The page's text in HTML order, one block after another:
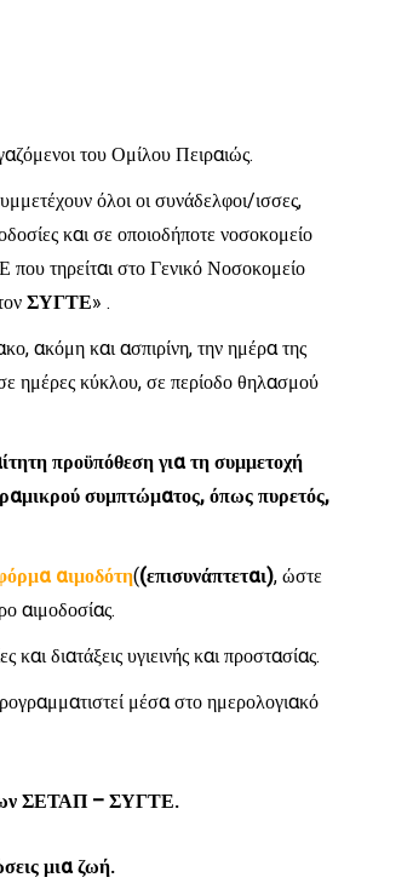
του Ομίλου Πειραιώς.
όλοι οι συνάδελφοι/ισσες,
και σε οποιοδήποτε νοσοκομείο
τηρείται στο Γενικό Νοσοκομείο
ΣΥΓΤΕ» .
ακόμη και ασπιρίνη, την ημέρα της
ημέρες κύκλου, σε περίοδο θηλασμού
προϋπόθεση για τη συμμετοχή
συμπτώματος, όπως πυρετός,
αιμοδότη((επισυνάπτεται), ώστε
αιμοδοσίας.
διατάξεις υγιεινής και προστασίας.
μέσα στο ημερολογιακό
των ΣΕΤΑΠ – ΣΥΓΤΕ.
μια ζωή.